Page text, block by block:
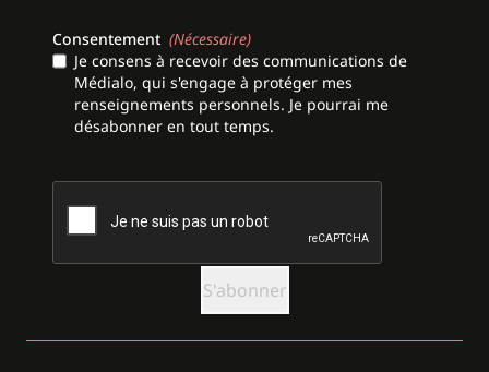
Consentement (Nécessaire)
Je consens à recevoir des communications de
Médialo, qui s'engage à protéger mes
renseignements personnels. Je pourrai me
désabonner en tout temps.